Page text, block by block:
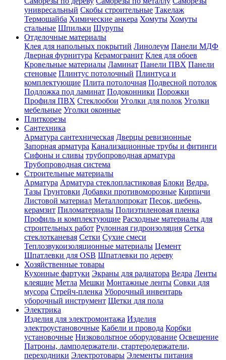
унивресальный Скобы строительные Такелаж
Термошайба Химические анкера Хомуты Хомуты
стальные Шпильки Шурупы
Отделочные материалы
Клея для напольных покрытий Линолеум Панели МДФ
Дверная фурнитура Керамогранит Клея для обоев
Кровельные материалы Ламинат Панели ПВХ Панели
стеновые Плинтус потолочный Плинтуса и
комплектующие Плита потолочная Подвесной потолок
Подложка под ламинат Подоконники Порожки
Профиля ПВХ Стеклообои Уголки для полок Уголки
мебельные Уголки оконные
Плиткорезы
Сантехника
Арматура сантехническая Дверцы ревизионные
Запорная арматура Канализационные трубы и фитинги
Сифоны и сливы трубопроводная арматура
Трубопроводная система
Строительные материалы
Арматура Арматура стеклопластиковая Блоки Ведра,
Тазы Грунтовки Добавки противоморозные Кирпичи
Листовой материал Металлопрокат Песок, щебень,
керамзит Пиломатериалы Полиэтиленовая пленка
Профиль и комплектующие Расходные материалы для
строительных работ Рулонная гидроизоляция Сетка
стеклотканевая Сетки Сухие смеси
Теплозвукоизоляционные материалы Цемент
Шпатлевки для OSB Шпатлевки по дереву
Хозяйственные товары
Кухонные фартуки Экраны для радиатора Ведра Ленты
клеящие Метла Мешки Монтажные ленты Совки для
мусора Стрейч-пленка Уборочный инвентарь
уборочный инструмент Щетки для пола
Электрика
Изделия для электромонтажа Изделия
электроустановочные Кабели и провода Корбки
установочные Низковольтное оборудование Освещение
Патроны, ламподержатели, стартеродержатели,
переходники Электротовары Элементы питания